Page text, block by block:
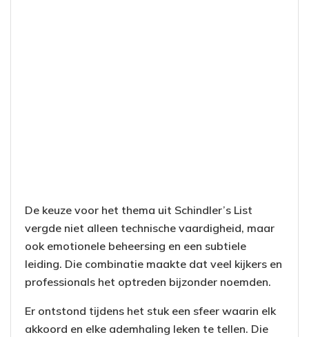
De keuze voor het thema uit Schindler’s List
vergde niet alleen technische vaardigheid, maar
ook emotionele beheersing en een subtiele
leiding. Die combinatie maakte dat veel kijkers en
professionals het optreden bijzonder noemden.
Er ontstond tijdens het stuk een sfeer waarin elk
akkoord en elke ademhaling leken te tellen. Die